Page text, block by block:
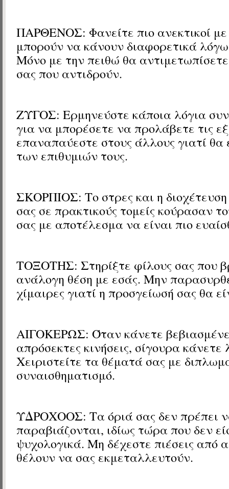
ΠΑΡΘΕΝΟΣ: Φανείτε πιο ανεκτικοί
μπορούν να κάνουν διαφορετικά
Μόνο με την πειθώ θα
σας που αντιδρούν.
ΖΥΓΟΣ: Ερμηνεύστε κάποια λόγια
για να μπορέσετε να προλάβετε τις
επαναπαύεστε στους άλλους γιατί θα
των επιθυμιών τους.
ΣΚΟΡΠΙΟΣ: Το στρες και η διοχέτευση
σας σε πρακτικούς τομείς κούρασαν
σας με αποτέλεσμα να είναι πιο
ΤΟΞΟΤΗΣ: Στηρίξτε φίλους σας που
ανάλογη θέση με εσάς. Μην
χίμαιρες γιατί η προσγείωσή σας θα
ΑΙΓΟΚΕΡΩΣ: Όταν κάνετε
απρόσεκτες κινήσεις, σίγουρα κάνετε
Χειριστείτε τα θέματά σας με
συναισθηματισμό.
ΥΔΡΟΧΟΟΣ: Τα όριά σας δεν πρέπει
παραβιάζονται, ιδίως τώρα που δεν
ψυχολογικά. Μη δέχεστε πιέσεις από
θέλουν να σας εκμεταλλευτούν.